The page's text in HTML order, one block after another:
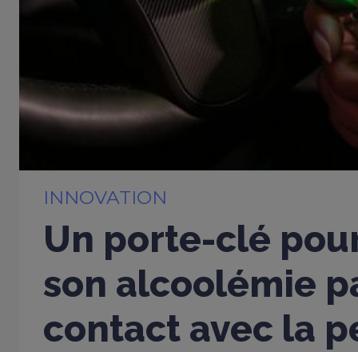
INNOVATION
Un porte-clé
son alcoolémie
contact avec la